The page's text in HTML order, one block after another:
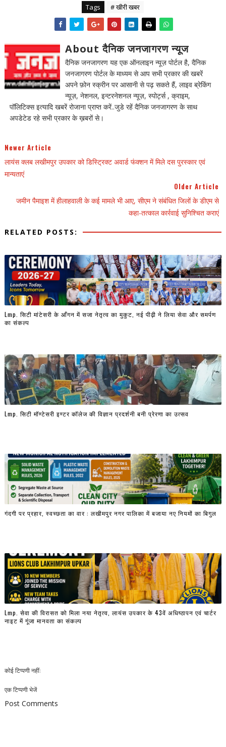
Tags # खीरी खबर
About दैनिक जनजागरण न्यूज
दैनिक जनजागरण यह एक ऑनलाइन न्यूज़ पोर्टल है, दैनिक
जनजागरण पोर्टल के माध्यम से आप सभी प्रकार की खबरें
अपने फ़ोन स्क्रीन पर आसानी से पढ़ सकते हैं, लाइव ब्रेकिंग
न्यूज़, नेशनल, इन्टरनेशनल न्यूज़, स्पोर्ट्स , क्राइम,
पॉलिटिक्स इत्यादि खबरें रोजाना प्राप्त करें..जुडे रहें दैनिक जनजागरण के साथ
अपडेटेड रहे सभी प्रकार के ख़बरों से।
Newer Article
लायंस क्लब लखीमपुर उपकार को डिस्ट्रिक्ट अवार्ड फंक्शन में मिले दस पुरस्कार एवं
मान्यताएं
Older Article
जमीन पैमाइश में हीलाहवाली के कई मामले भी आए, सीएम ने संबंधित जिलों के डीएम से
कहा-तत्काल कार्रवाई सुनिश्चित कराएं
RELATED POSTS:
Lmp. सिटी मांटेसरी के आँगन में सजा नेतृत्व का मुकुट, नई पीढ़ी ने लिया सेवा और समर्पण
का संकल्प
Lmp. सिटी मॉण्टेसरी इण्टर कॉलेज की विज्ञान प्रदर्शनी बनी प्रेरणा का उत्सव
गंदगी पर प्रहार, स्वच्छता का वार : लखीमपुर नगर पालिका में बजाया नए नियमों का बिगुल
Lmp. सेवा की विरासत को मिला नया नेतृत्व, लायंस उपकार के 43वें अधिष्ठापन एवं चार्टर
नाइट में गूंजा मानवता का संकल्प
कोई टिप्पणी नहीं:
एक टिप्पणी भेजें
Post Comments